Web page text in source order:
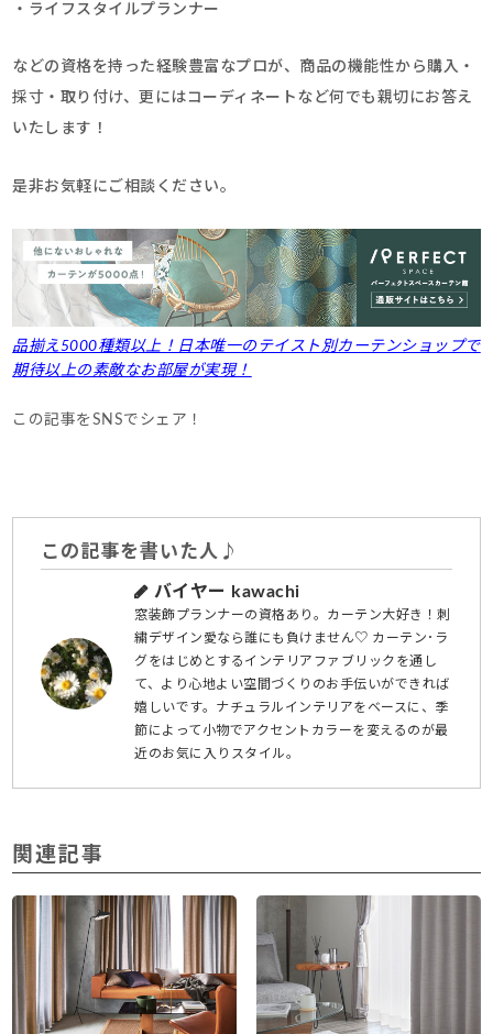
・ライフスタイルプランナー
などの資格を持った経験豊富なプロが、商品の機能性から購入・
採寸・取り付け、更にはコーディネートなど何でも親切にお答え
いたします！
是非お気軽にご相談ください。
品揃え5000種類以上！日本唯一のテイスト別カーテンショップで
期待以上の素敵なお部屋が実現！
この記事をSNSでシェア！
この記事を書いた人♪
バイヤー kawachi
窓装飾プランナーの資格あり。カーテン大好き！刺
繍デザイン愛なら誰にも負けません♡ カーテン･ラ
グをはじめとするインテリアファブリックを通し
て、より心地よい空間づくりのお手伝いができれば
嬉しいです。ナチュラルインテリアをベースに、季
節によって小物でアクセントカラーを変えるのが最
近のお気に入りスタイル。
関連記事